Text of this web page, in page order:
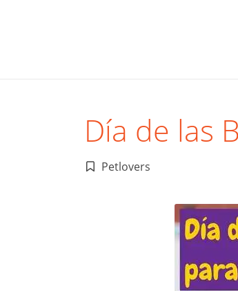
Día de las
Publicado
Petlovers